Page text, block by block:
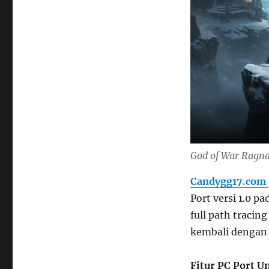
God of War
Candygg17.com
Port versi 1.0
full path tracing
kembali
Fitur PC Port